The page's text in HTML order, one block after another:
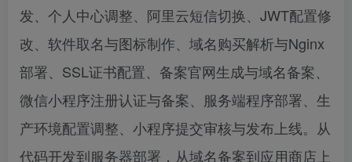
发、个人中心调整、阿里云短信切换、JWT配置修
改、软件取名与图标制作、域名购买解析与Nginx
部署、SSL证书配置、备案官网生成与域名备案、
微信小程序注册认证与备案、服务端程序部署、生
产环境配置调整、小程序提交审核与发布上线。从
代码开发到服务器部署，从域名备案到应用商店上